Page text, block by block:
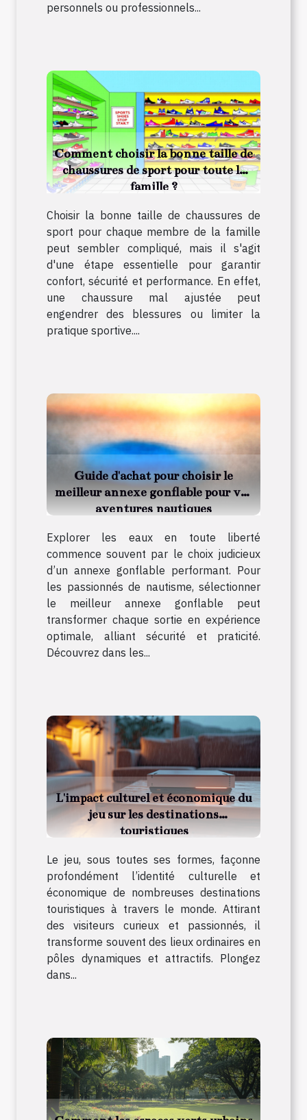
personnels ou professionnels...
Comment choisir la bonne taille de
chaussures de sport pour toute la
famille ?
Choisir la bonne taille de chaussures de
sport pour chaque membre de la famille
peut sembler compliqué, mais il s'agit
d'une étape essentielle pour garantir
confort, sécurité et performance. En effet,
une chaussure mal ajustée peut
engendrer des blessures ou limiter la
pratique sportive....
Guide d'achat pour choisir le
meilleur annexe gonflable pour vos
aventures nautiques
Explorer les eaux en toute liberté
commence souvent par le choix judicieux
d’un annexe gonflable performant. Pour
les passionnés de nautisme, sélectionner
le meilleur annexe gonflable peut
transformer chaque sortie en expérience
optimale, alliant sécurité et praticité.
Découvrez dans les...
L'impact culturel et économique du
jeu sur les destinations
touristiques
Le jeu, sous toutes ses formes, façonne
profondément l’identité culturelle et
économique de nombreuses destinations
touristiques à travers le monde. Attirant
des visiteurs curieux et passionnés, il
transforme souvent des lieux ordinaires en
pôles dynamiques et attractifs. Plongez
dans...